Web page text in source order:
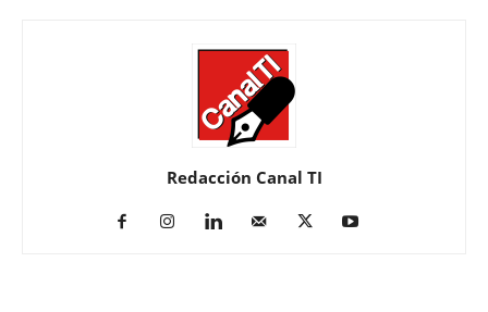
Redacción Canal TI